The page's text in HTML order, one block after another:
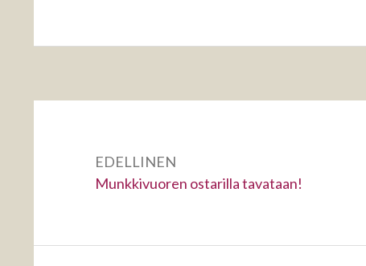
EDELLINEN
Edellinen:
Munkkivuoren ostarilla tavataan!